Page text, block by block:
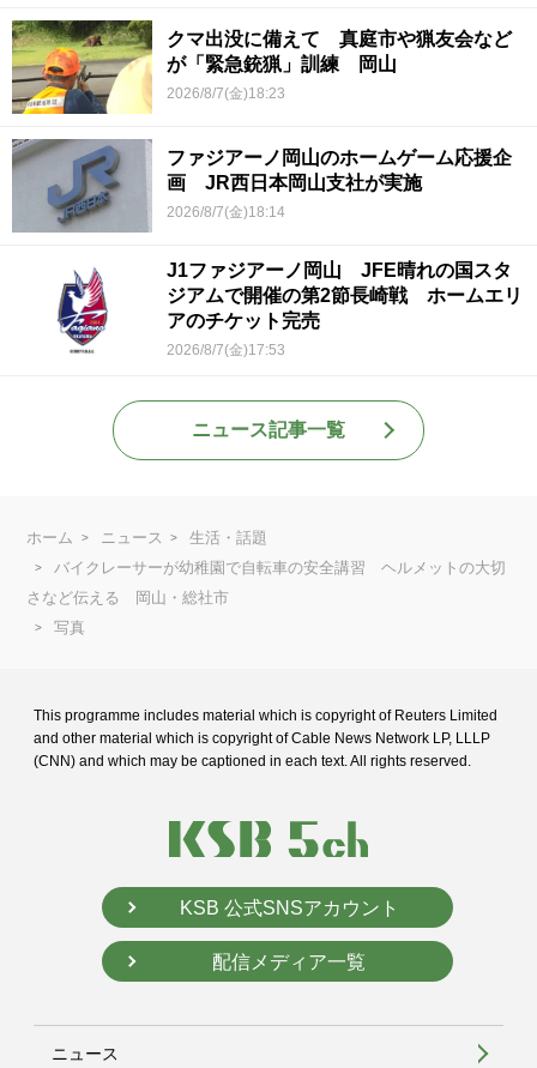
クマ出没に備えて 真庭市や猟友会など
が「緊急銃猟」訓練 岡山
2026/8/7(金)18:23
ファジアーノ岡山のホームゲーム応援企
画 JR西日本岡山支社が実施
2026/8/7(金)18:14
J1ファジアーノ岡山 JFE晴れの国スタ
ジアムで開催の第2節長崎戦 ホームエリ
アのチケット完売
2026/8/7(金)17:53
ニュース記事一覧
ホーム ニュース
生活・話題
バイクレーサーが幼稚園で自転車の安全講習 ヘルメットの大切
さなど伝える 岡山・総社市
写真
This programme includes material which is copyright of Reuters Limited
and other material which is copyright of Cable News Network LP, LLLP
(CNN) and which may be captioned in each text. All rights reserved.
KSB 公式SNSアカウント
配信メディア一覧
ニュース